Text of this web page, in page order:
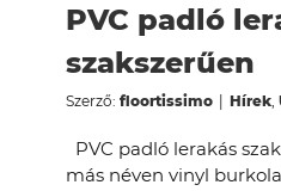
PVC padló
szakszerűen
Szerző: floortissimo Hírek
PVC padló lerakás
más néven vinyl